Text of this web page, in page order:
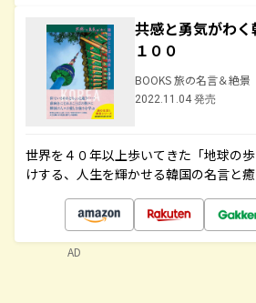
共感と勇気がわ
１００
BOOKS 旅の名言＆絶景
2022.11.04 発売
世界を４０年以上歩いてきた「地球の
けする、人生を輝かせる韓国の名言と
AD